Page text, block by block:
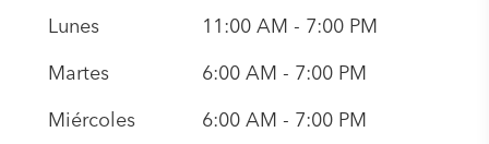
Lunes 11:00 AM - 7:00 PM
Martes 6:00 AM - 7:00 PM
Miércoles 6:00 AM - 7:00 PM